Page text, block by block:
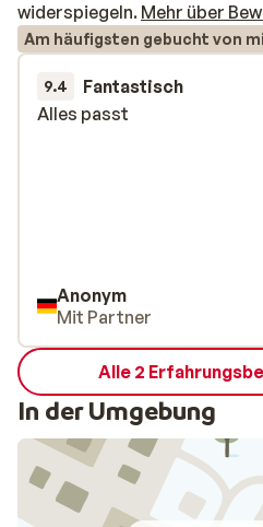
widerspiegeln. Mehr über
Am häufigsten gebucht von
9.4 Fantastisch
Alles passt
Alles passt
Anonym
Mit Partner
Alle 2
In der Umgebung